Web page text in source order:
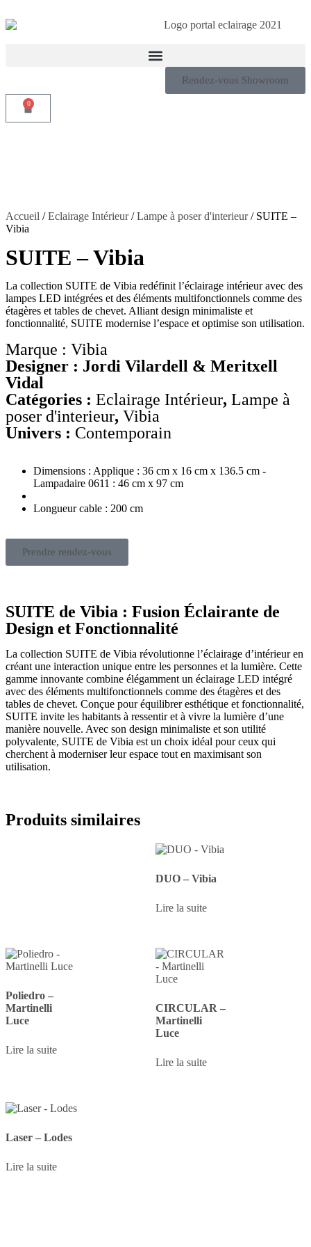
Rendez-vous Showroom
0
Accueil /Eclairage Intérieur/Lampe à poser d'interieur/ SUITE –
Vibia
SUITE – Vibia
La collection SUITE de Vibia redéfinit l’éclairage intérieur avec des
lampes LED intégrées et des éléments multifonctionnels comme des
étagères et tables de chevet. Alliant design minimaliste et
fonctionnalité, SUITE modernise l’espace et optimise son utilisation.
Marque : Vibia
Designer : Jordi Vilardell & Meritxell
Vidal
Catégories : Eclairage Intérieur, Lampe à
poser d'interieur, Vibia
Univers : Contemporain
Dimensions : Applique : 36 cm x 16 cm x 136.5 cm -
Lampadaire 0611 : 46 cm x 97 cm
Longueur cable : 200 cm
Prendre rendez-vous
SUITE de Vibia : Fusion Éclairante de
Design et Fonctionnalité
La collection SUITE de Vibia révolutionne l’éclairage d’intérieur en
créant une interaction unique entre les personnes et la lumière. Cette
gamme innovante combine élégamment un éclairage LED intégré
avec des éléments multifonctionnels comme des étagères et des
tables de chevet. Conçue pour équilibrer esthétique et fonctionnalité,
SUITE invite les habitants à ressentir et à vivre la lumière d’une
manière nouvelle. Avec son design minimaliste et son utilité
polyvalente, SUITE de Vibia est un choix idéal pour ceux qui
cherchent à moderniser leur espace tout en maximisant son
utilisation.
Produits similaires
DUO – Vibia
Lire la suite
Poliedro –
Martinelli
Luce
Lire la suite
CIRCULAR –
Martinelli
Luce
Lire la suite
Laser – Lodes
Lire la suite